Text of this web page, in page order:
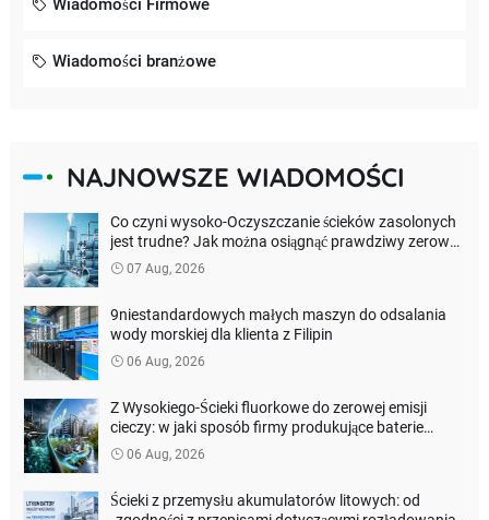
Wiadomości Firmowe
Wiadomości branżowe
NAJNOWSZE WIADOMOŚCI
Co czyni wysoko-Oczyszczanie ścieków zasolonych
jest trudne? Jak można osiągnąć prawdziwy zerowy
wypływ cieczy?
07 Aug, 2026
9niestandardowych małych maszyn do odsalania
wody morskiej dla klienta z Filipin
06 Aug, 2026
Z Wysokiego-Ścieki fluorkowe do zerowej emisji
cieczy: w jaki sposób firmy produkujące baterie
litowe mogą obniżyć koszty oczyszczania
środowiska?
06 Aug, 2026
Ścieki z przemysłu akumulatorów litowych: od